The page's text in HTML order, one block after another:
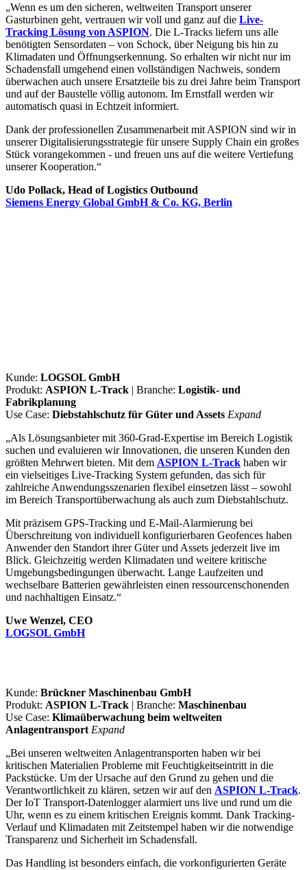
„Wenn es um den sicheren, weltweiten Transport unserer
Gasturbinen geht, vertrauen wir voll und ganz auf die Live-
Tracking Lösung von ASPION. Die L-Tracks liefern uns alle
benötigten Sensordaten – von Schock, über Neigung bis hin zu
Klimadaten und Öffnungserkennung. So erhalten wir nicht nur im
Schadensfall umgehend einen vollständigen Nachweis, sondern
überwachen auch unsere Ersatzteile bis zu drei Jahre beim Transport
und auf der Baustelle völlig autonom. Im Ernstfall werden wir
automatisch quasi in Echtzeit informiert.
Dank der professionellen Zusammenarbeit mit ASPION sind wir in
unserer Digitalisierungsstrategie für unsere Supply Chain ein großes
Stück vorangekommen - und freuen uns auf die weitere Vertiefung
unserer Kooperation.“
Udo Pollack, Head of Logistics Outbound
Siemens Energy Global GmbH & Co. KG, Berlin
Kunde: LOGSOL GmbH
Produkt: ASPION L-Track | Branche: Logistik- und
Fabrikplanung
Use Case: Diebstahlschutz für Güter und Assets Expand
„Als Lösungsanbieter mit 360-Grad-Expertise im Bereich Logistik
suchen und evaluieren wir Innovationen, die unseren Kunden den
größten Mehrwert bieten. Mit dem ASPION L-Track haben wir
ein vielseitiges Live-Tracking System gefunden, das sich für
zahlreiche Anwendungsszenarien flexibel einsetzen lässt – sowohl
im Bereich Transportüberwachung als auch zum Diebstahlschutz.
Mit präzisem GPS-Tracking und E-Mail-Alarmierung bei
Überschreitung von individuell konfigurierbaren Geofences haben
Anwender den Standort ihrer Güter und Assets jederzeit live im
Blick. Gleichzeitig werden Klimadaten und weitere kritische
Umgebungsbedingungen überwacht. Lange Laufzeiten und
wechselbare Batterien gewährleisten einen ressourcenschonenden
und nachhaltigen Einsatz.“
Uwe Wenzel, CEO
LOGSOL GmbH
Kunde: Brückner Maschinenbau GmbH
Produkt: ASPION L-Track | Branche: Maschinenbau
Use Case: Klimaüberwachung beim weltweiten
Anlagentransport Expand
„Bei unseren weltweiten Anlagentransporten haben wir bei
kritischen Materialien Probleme mit Feuchtigkeitseintritt in die
Packstücke. Um der Ursache auf den Grund zu gehen und die
Verantwortlichkeit zu klären, setzen wir auf den ASPION L-Track.
Der IoT Transport-Datenlogger alarmiert uns live und rund um die
Uhr, wenn es zu einem kritischen Ereignis kommt. Dank Tracking-
Verlauf und Klimadaten mit Zeitstempel haben wir die notwendige
Transparenz und Sicherheit im Schadensfall.
Das Handling ist besonders einfach, die vorkonfigurierten Geräte